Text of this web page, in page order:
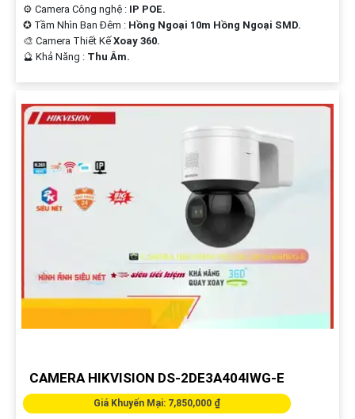
⚙ Camera Công nghệ : IP POE.
✪ Tầm Nhìn Ban Đêm : Hồng Ngoại 10m Hồng Ngoại SMD.
🎨 Camera Thiết KếXoay 360.
️🔮 Khả Năng : Thu Âm.
CAMERA HIKVISION DS-2DE3A404IWG-E
Giá Khuyến Mại: 7,850,000 ₫